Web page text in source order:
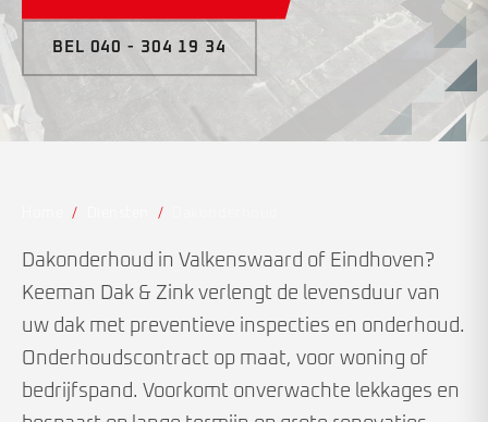
BEL 040 - 304 19 34
/ /
Dakonderhoud in Valkenswaard of Eindhoven?
Keeman Dak & Zink verlengt de levensduur van
uw dak met preventieve inspecties en onderhoud.
Onderhoudscontract op maat, voor woning of
bedrijfspand. Voorkomt onverwachte lekkages en